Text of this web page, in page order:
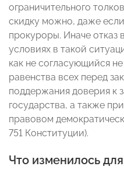
ограничительного
скидку можно, даже
прокуроры. Иначе отказ
условиях в такой
как не согласующийся
равенства всех перед
поддержания доверия к
государства, а также
правовом
751 Конституции).
Что изменилось